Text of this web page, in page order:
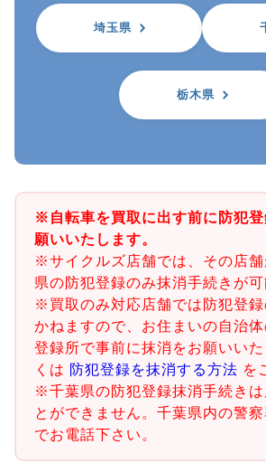
埼玉県
栃木県
※自転車を買取に出す前に防犯
願いいたします。
※サイクルズ店舗では、その店
県の防犯登録のみ抹消手続きが可
※買取のみ対応店舗では防犯登録
かねますので、お住まいの自治
登録所で事前に抹消をお願いい
くは 防犯登録を抹消する方法 を
※千葉県の防犯登録抹消手続きは
とができません。千葉県内の警察
でお電話下さい。